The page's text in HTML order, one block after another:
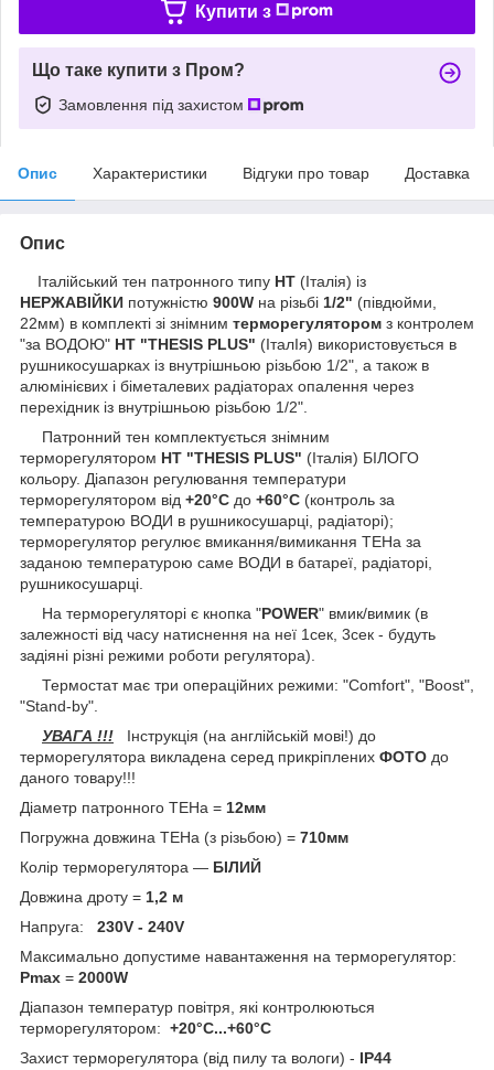
Купити з
Що таке купити з Пром?
Замовлення під захистом
Опис Характеристики Відгуки про товар Доставка
Опис
Італійський тен патронного типу HT (Італія) із
НЕРЖАВІЙКИ потужністю 900W на різьбі 1/2" (півдюйми,
22мм) в комплекті зі знімним терморегулятором з контролем
"за ВОДОЮ" HT "THESIS PLUS" (ІталІя) використовується в
рушникосушарках із внутрішньою різьбою 1/2", а також в
алюмінієвих і біметалевих радіаторах опалення через
перехідник із внутрішньою різьбою 1/2".
Патронний тен комплектується знімним
терморегулятором HT "THESIS PLUS" (Італія) БІЛОГО
кольору. Діапазон регулювання температури
терморегулятором від +20°С до +60°С (контроль за
температурою ВОДИ в рушникосушарці, радіаторі);
терморегулятор регулює вмикання/вимикання ТЕНа за
заданою температурою саме ВОДИ в батареї, радіаторі,
рушникосушарці.
На терморегуляторі є кнопка "POWER" вмик/вимик (в
залежності від часу натиснення на неї 1сек, 3сек - будуть
задіяні різні режими роботи регулятора).
Термостат має три операційних режими: "Comfort", "Boost",
"Stand-by".
УВАГА !!! Інструкція (на англійській мові!) до
терморегулятора викладена серед прикріплених ФОТО до
даного товару!!!
Діаметр патронного ТЕНа = 12мм
Погружна довжина ТЕНа (з різьбою) = 710мм
Колір терморегулятора — БІЛИЙ
Довжина дроту = 1,2 м
Напруга:
230V - 240V
Максимально допустиме навантаження на терморегулятор:
Pmax = 2000W
Діапазон температур повітря, які контролюються
терморегулятором: +20°С...+60°С
Захист терморегулятора (від пилу та вологи) - IP44